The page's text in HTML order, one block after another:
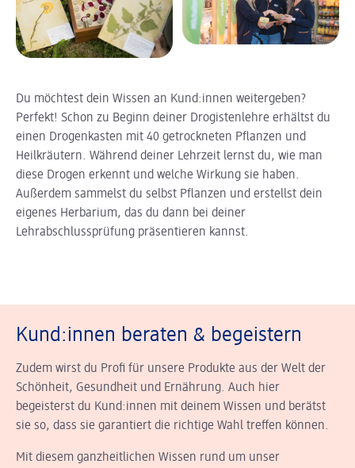
Du möchtest dein Wissen an Kund:innen weitergeben?
Perfekt! Schon zu Beginn deiner Drogistenlehre erhältst du
einen Drogenkasten mit 40 getrockneten Pflanzen und
Heilkräutern. Während deiner Lehrzeit lernst du, wie man
diese Drogen erkennt und welche Wirkung sie haben.
Außerdem sammelst du selbst Pflanzen und erstellst dein
eigenes Herbarium, das du dann bei deiner
Lehrabschlussprüfung präsentieren kannst.
Kund:innen beraten & begeistern
Zudem wirst du Profi für unsere Produkte aus der Welt der
Schönheit, Gesundheit und Ernährung. Auch hier
begeisterst du Kund:innen mit deinem Wissen und berätst
sie so, dass sie garantiert die richtige Wahl treffen können.
Mit diesem ganzheitlichen Wissen rund um unser